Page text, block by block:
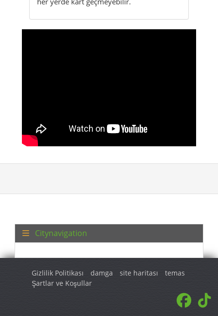
Gizlilik Politikası damga site haritası
temas
Şartlar ve Koşullar
© 2026 Turkey Regional. Tüm hakları saklıdır.